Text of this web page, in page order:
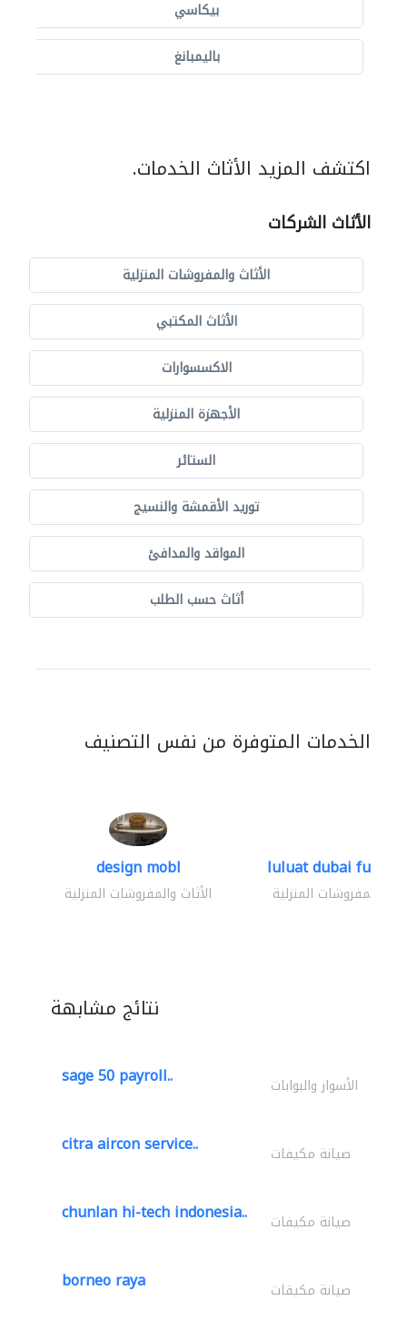
بيكاسي
باليمبانغ
اكتشف المزيد الأثاث الخدمات.
الأثاث الشركات
الأثاث والمفروشات المنزلية
الأثاث المكتبي
الاكسسوارات
الأجهزة المنزلية
الستائر
توريد الأقمشة والنسيج
المواقد والمدافئ
أثاث حسب الطلب
الخدمات المتوفرة من نفس التصنيف
design mobl
الأثاث والمفروشات المنزلية
luluat dubai
والمفروشات المنزلية
نتائج مشابهة
sage 50 payroll.. الأسوار والبوابات
citra aircon service.. صيانة مكيفات
chunlan hi-tech indonesia.. صيانة مكيفات
borneo raya صيانة مكيفات